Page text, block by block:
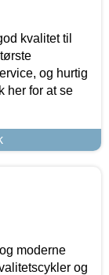
kvalitet til
og hurtig
her for at se
moderne
og